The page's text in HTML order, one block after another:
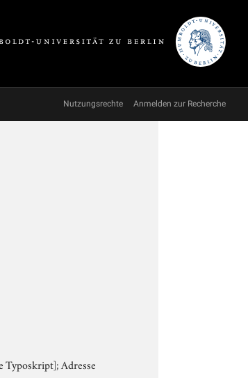
Nutzungsrechte Anmelden zur Recherche
Typoskript]; Adresse